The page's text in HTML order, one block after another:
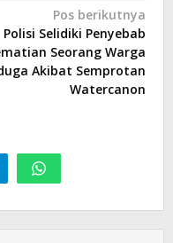
Pos berikutnya
Polisi Selidiki Penyebab
Seorang Warga
Akibat Semprotan
Watercanon